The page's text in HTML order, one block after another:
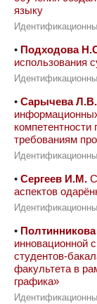
языку
• Подходова
использования
• Сарычева
требованиям
• Сергеев И.М.
аспектов
•
инновационной
студентов-
факультета в
графика»